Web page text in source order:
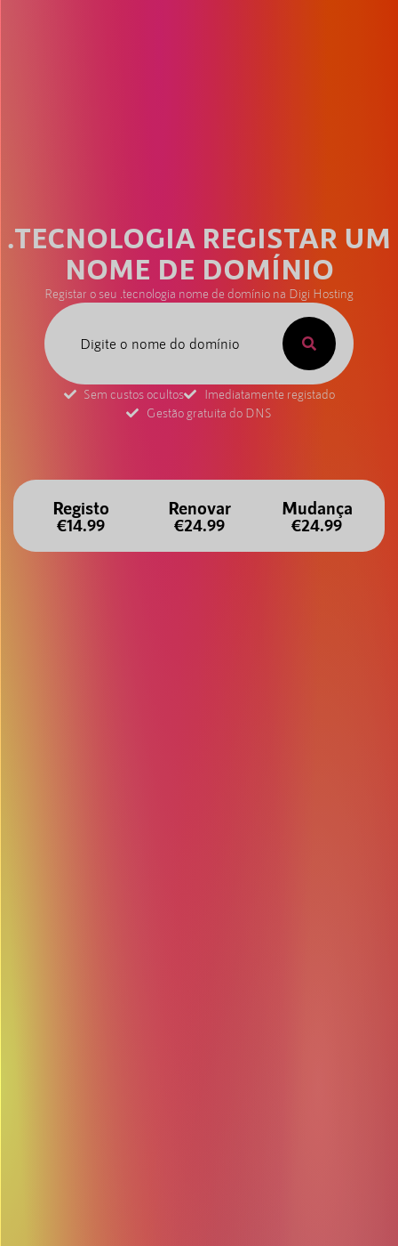
.TECNOLOGIA REGISTAR UM
NOME DE DOMÍNIO
Registar o seu .tecnologia nome de domínio na Digi Hosting
Sem custos ocultos
Imediatamente registado
Gestão gratuita do DNS
Registo
€14.99
Renovar
€24.99
Mudança
€24.99